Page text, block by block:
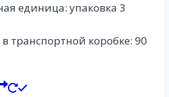
единица: упаковка 3
транспортной коробке: 90